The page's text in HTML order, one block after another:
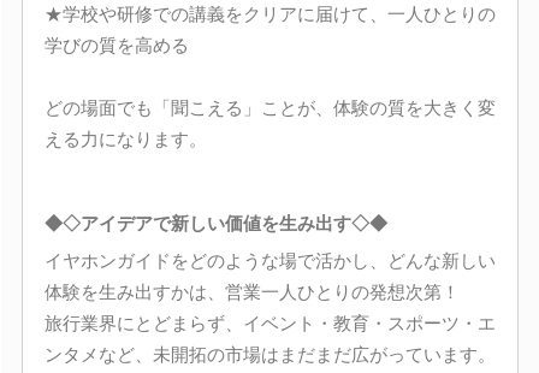
★学校や研修での講義をクリアに届けて、一人ひとりの
学びの質を高める
どの場面でも「聞こえる」ことが、体験の質を大きく変
える力になります。
◆◇アイデアで新しい価値を生み出す◇◆
イヤホンガイドをどのような場で活かし、どんな新しい
体験を生み出すかは、営業一人ひとりの発想次第！
旅行業界にとどまらず、イベント・教育・スポーツ・エ
ンタメなど、未開拓の市場はまだまだ広がっています。